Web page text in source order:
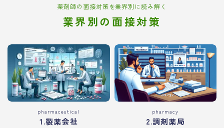
薬剤師の面接対策を業界別に読み解く
業界別の面接対策
pharmaceutical
1.製薬会社
pharmacy
2.調剤薬局